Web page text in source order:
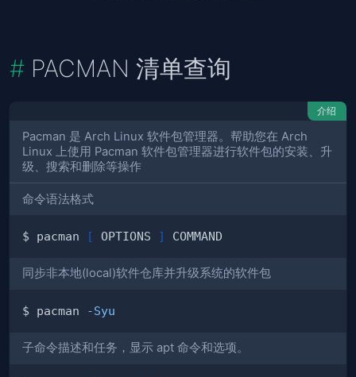
PACMAN 清单查询
介绍
Pacman 是 Arch Linux 软件包管理器。帮助您在 Arch
Linux 上使用 Pacman 软件包管理器进行软件包的安装、升
级、搜索和删除等操作
命令语法格式
$ pacman [ OPTIONS ]
同步非本地(local)软件仓库并升级系统的软件包
$ pacman -Syu
子命令描述和任务，显示 apt 命令和选项。